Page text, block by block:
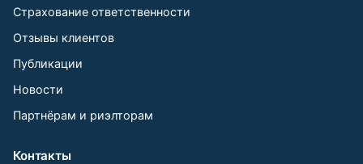
Страхование ответственности
Отзывы клиентов
Публикации
Новости
Партнёрам и риэлторам
Контакты